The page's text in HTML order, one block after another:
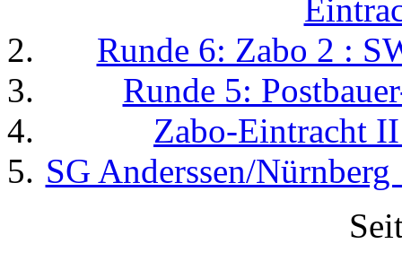
Runde 6: Zabo 2 :
Runde 5:
Zabo-Eintracht
SG Anderssen/